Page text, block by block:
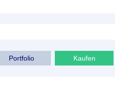
Portfolio Kaufen